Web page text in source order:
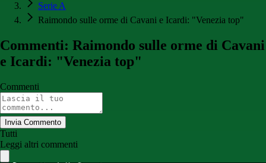
Serie A
Raimondo sulle orme di Cavani e Icardi: "Venezia top"
Commenti: Raimondo sulle orme di Cavani
e Icardi: "Venezia top"
Commenti
Invia Commento
Tutti
Leggi altri commenti